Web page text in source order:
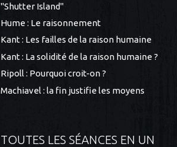
"Shutter Island"
Hume : Le raisonnement
Kant : Les failles de la raison humaine
Kant : La solidité de la raison humaine ?
Ripoll : Pourquoi croit-on ?
Machiavel : la fin justifie les moyens
TOUTES LES SÉANCES EN UN